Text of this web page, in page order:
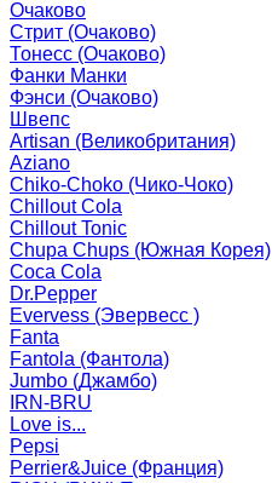
Очаково
Стрит (Очаково)
Тонесс (Очаково)
Фанки Манки
Фэнси (Очаково)
Швепс
Artisan (Великобритания)
Aziano
Chiko-Choko (Чико-Чоко)
Chillout Cola
Chillout Tonic
Chupa Chups (Южная Корея)
Coca Cola
Dr.Pepper
Evervess (Эвервесс )
Fanta
Fantola (Фантола)
Jumbo (Джамбо)
IRN-BRU
Love is...
Pepsi
Perrier&Juice (Франция)